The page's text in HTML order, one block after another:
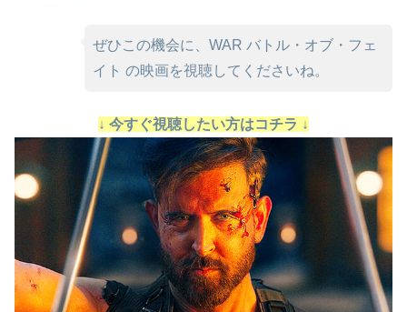
ぜひこの機会に、WAR バトル・オブ・フェ
イト の映画を視聴してくださいね。
↓ 今すぐ視聴したい方はコチラ ↓